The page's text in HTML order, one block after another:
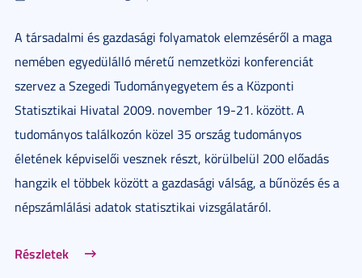
A társadalmi és gazdasági folyamatok elemzéséről a maga
nemében egyedülálló méretű nemzetközi konferenciát
szervez a Szegedi Tudományegyetem és a Központi
Statisztikai Hivatal 2009. november 19-21. között. A
tudományos találkozón közel 35 ország tudományos
életének képviselői vesznek részt, körülbelül 200 előadás
hangzik el többek között a gazdasági válság, a bűnözés és a
népszámlálási adatok statisztikai vizsgálatáról.
Részletek